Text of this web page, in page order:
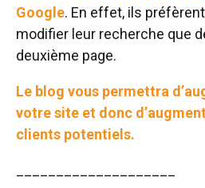
Google. En effet, ils
modifier leur recherche que
deuxième page.
Le blog vous permettra
votre site et donc
clients potentiels.